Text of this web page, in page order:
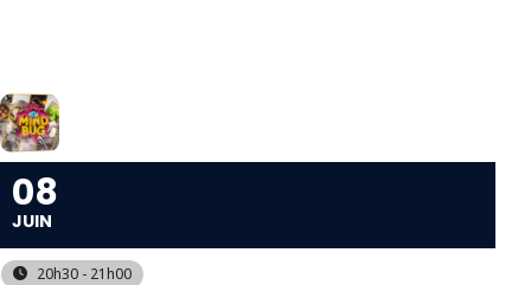
08
JUIN
20h30 - 21h00